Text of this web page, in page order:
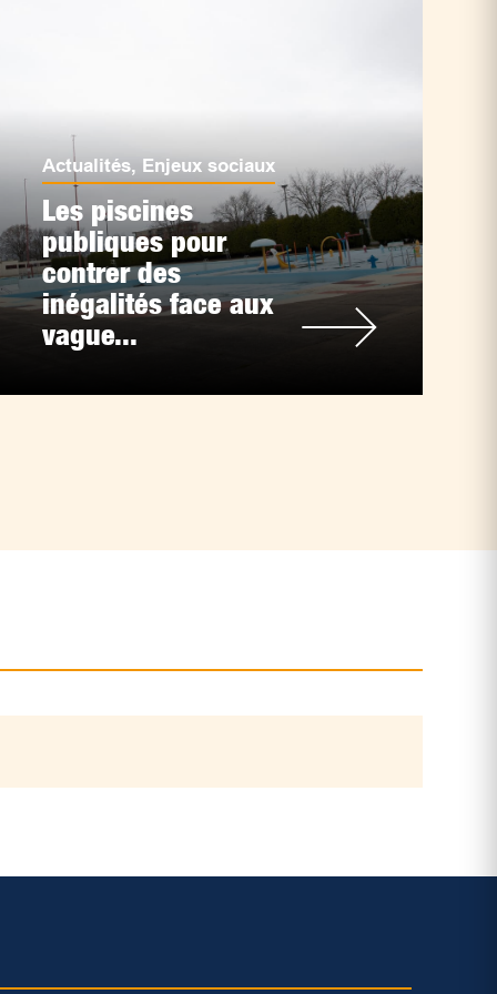
Actualités, Enjeux sociaux
Les piscines
publiques pour
contrer des
inégalités face aux
vague...